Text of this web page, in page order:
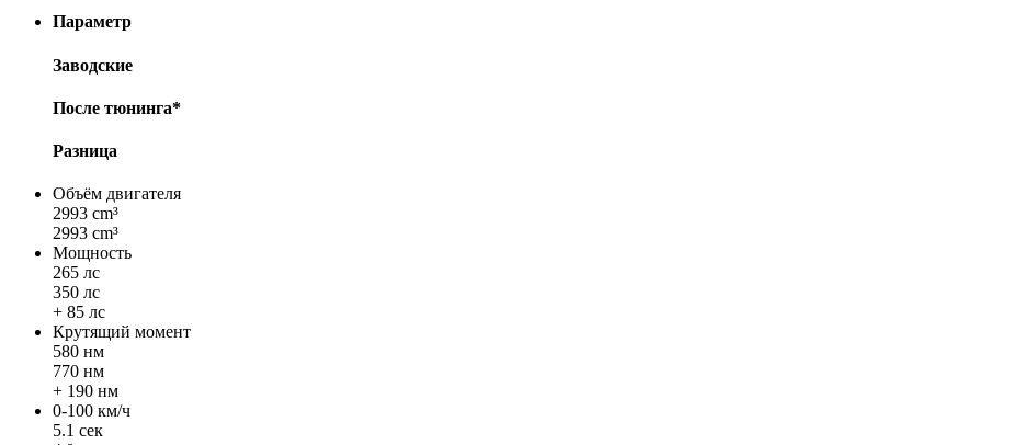
Параметр
Заводские
После тюнинга*
Разница
Объём двигателя
2993 cm³
2993 cm³
Мощность
265 лс
350 лс
+ 85 лс
Крутящий момент
580 нм
770 нм
+ 190 нм
0-100 км/ч
5.1 сек